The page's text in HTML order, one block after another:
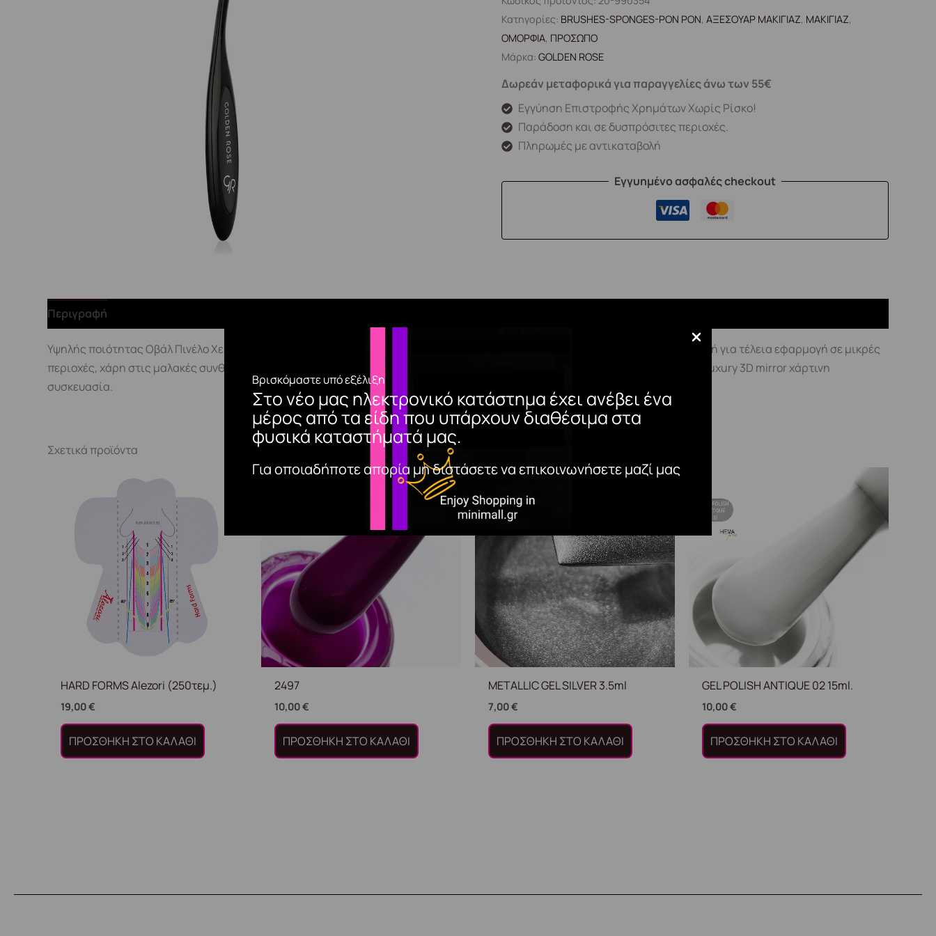
Βρισκόμαστε υπό εξέλιξη
Στο νέο μας ηλεκτρονικό κατάστημα έχει ανέβει ένα
μέρος από τα είδη που υπάρχουν διαθέσιμα στα
φυσικά καταστήματά μας.
Για οποιαδήποτε απορία μη διστάσετε να επικοινωνήσετε μαζί μας
Κατηγορίες: BRUSHES-SPONGES-PON PON,ΑΞΕΣΟΥΑΡ ΜΑΚΙΓΙΑΖ, ΜΑΚΙΓΙΑΖ,
ΟΜΟΡΦΙΑ, ΠΡΟΣΩΠΟ
Μάρκα:GOLDEN ROSE
Δωρεάν μεταφορικά για παραγγελίες άνω των 55€
Εγγύηση Επιστροφής Χρημάτων Χωρίς Ρίσκο!
Παράδοση και σε δυσπρόσιτες περιοχές.
Πληρωμές με αντικαταβολή
Εγγυημένο ασφαλές checkout
Περιγραφή
Υψηλής ποιότητας Οβάλ Πινέλο Χειλιών και Κάλυψης. Σκιάζει απαλά και αναμιγνύει καλυπτικά κονσίλερ σε υγρή ή κρεμώδη μορφή για τέλεια εφαρμογή σε μικρές
περιοχές, χάρη στις μαλακές συνθετικές τρίχες του. Η άκρη του βοηθάει στην ακριβή εφαρμογή των προϊόντων για τα χείλη. Σε luxury 3D mirror χάρτινη
συσκευασία.
Σχετικά προϊόντα
HARD FORMS Alezori (250τεμ.)
19,00€
ΠΡΟΣΘΉΚΗ ΣΤΟ ΚΑΛΆΘΙ
2497
10,00€
ΠΡΟΣΘΉΚΗ ΣΤΟ ΚΑΛΆΘΙ
METALLIC GEL SILVER 3.5ml
7,00€
ΠΡΟΣΘΉΚΗ ΣΤΟ ΚΑΛΆΘΙ
GEL POLISH ANTIQUE 02 15ml.
10,00€
ΠΡΟΣΘΉΚΗ ΣΤΟ ΚΑΛΆΘΙ